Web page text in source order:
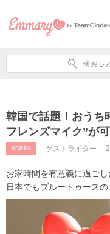
韓国で話題！おうち
フレンズマイク”が
KOREA ゲストライター
お家時間を有意義に過ごし
日本でもブルートゥース